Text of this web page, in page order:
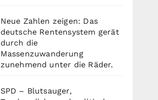
Neue Zahlen zeigen: Das
deutsche Rentensystem gerät
durch die
Massenzuwanderung
zunehmend unter die Räder.
SPD – Blutsauger,